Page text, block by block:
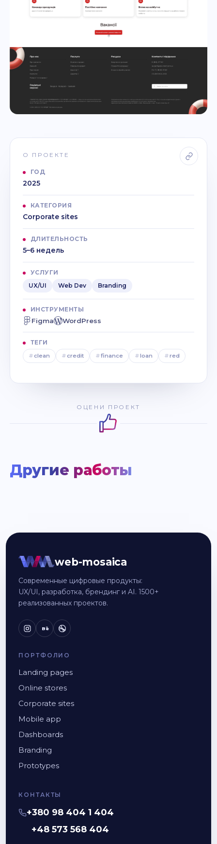
О ПРОЕКТЕ
ГОД
2025
КАТЕГОРИЯ
Corporate sites
ДЛИТЕЛЬНОСТЬ
5–6 недель
УСЛУГИ
UX/UI
Web Dev Branding
ИНСТРУМЕНТЫ
Figma WordPress
ТЕГИ
#clean #credit #finance #loan #red
ОЦЕНИ ПРОЕКТ
Другие работы
web-mosaica
Современные цифровые продукты:
UX/UI, разработка, брендинг и AI. 1500+
реализованных проектов.
Bē
ПОРТФОЛИО
Landing pages
Online stores
Corporate sites
Mobile app
Dashboards
Branding
Prototypes
КОНТАКТЫ
+380 98 404 1 404
+48 573 568 404